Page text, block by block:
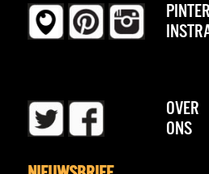
OVER
ONS